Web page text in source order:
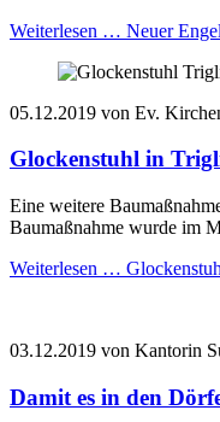
Weiterlesen … Neuer
05.12.2019 von Ev.
Glockenstuhl in
Eine weitere
Baumaßnahme wurde im
Weiterlesen …
03.12.2019 von Kantorin
Damit es in den